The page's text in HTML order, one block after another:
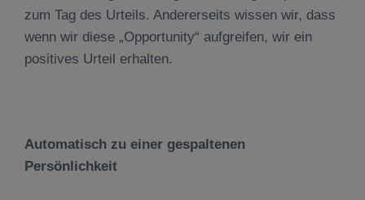
zum Tag des Urteils. Andererseits wissen wir, dass
wenn wir diese „Opportunity“ aufgreifen, wir ein
positives Urteil erhalten.
Automatisch zu einer gespaltenen
Persönlichkeit